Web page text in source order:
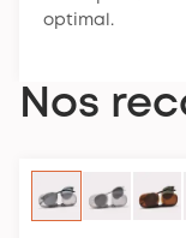
optimal.
Nos